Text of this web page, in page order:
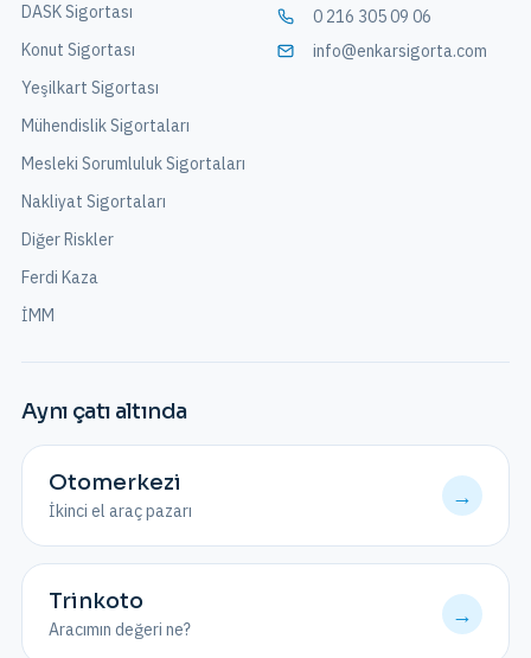
DASK Sigortası
Konut Sigortası
Yeşilkart Sigortası
Mühendislik Sigortaları
Mesleki Sorumluluk Sigortaları
Nakliyat Sigortaları
Diğer Riskler
Ferdi Kaza
İMM
0 216 305 09 06
info@enkarsigorta.com
Aynı çatı altında
Otomerkezi
İkinci el araç pazarı
→
Trinkoto
Aracımın değeri ne?
→